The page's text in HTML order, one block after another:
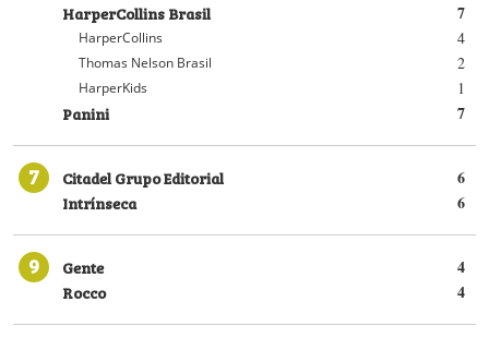
7
HarperCollins Brasil
4
HarperCollins
2
Thomas Nelson Brasil
1
HarperKids
7
Panini
7 6
Citadel Grupo Editorial
6
Intrínseca
9 4
Gente
4
Rocco